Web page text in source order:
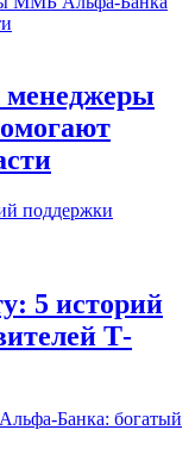
менеджеры
5 историй
Т-